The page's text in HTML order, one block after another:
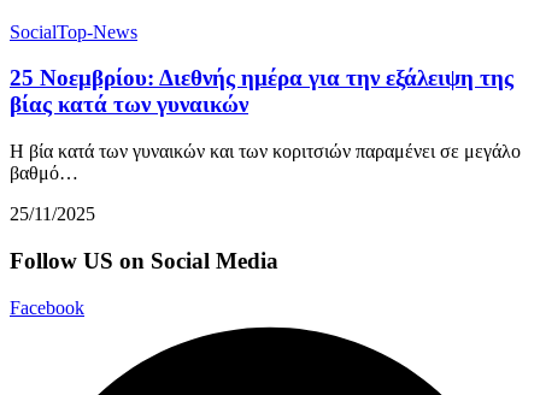
SocialTop-News
25 Νοεμβρίου: Διεθνής ημέρα για την εξάλειψη της
βίας κατά των γυναικών
Η βία κατά των γυναικών και των κοριτσιών παραμένει σε μεγάλο
βαθμό…
25/11/2025
Follow US on Social Media
Facebook